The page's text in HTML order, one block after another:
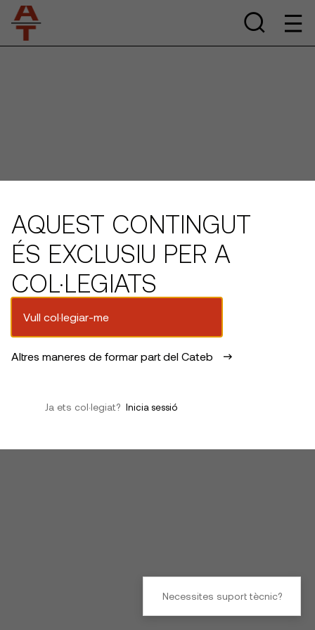
AQUEST CONTINGUT
ÉS EXCLUSIU PER A
COL·LEGIATS
Vull col·legiar-me
Altres maneres de formar part del Cateb
Ja ets col·legiat? Inicia sessió
Necessites suport tècnic?